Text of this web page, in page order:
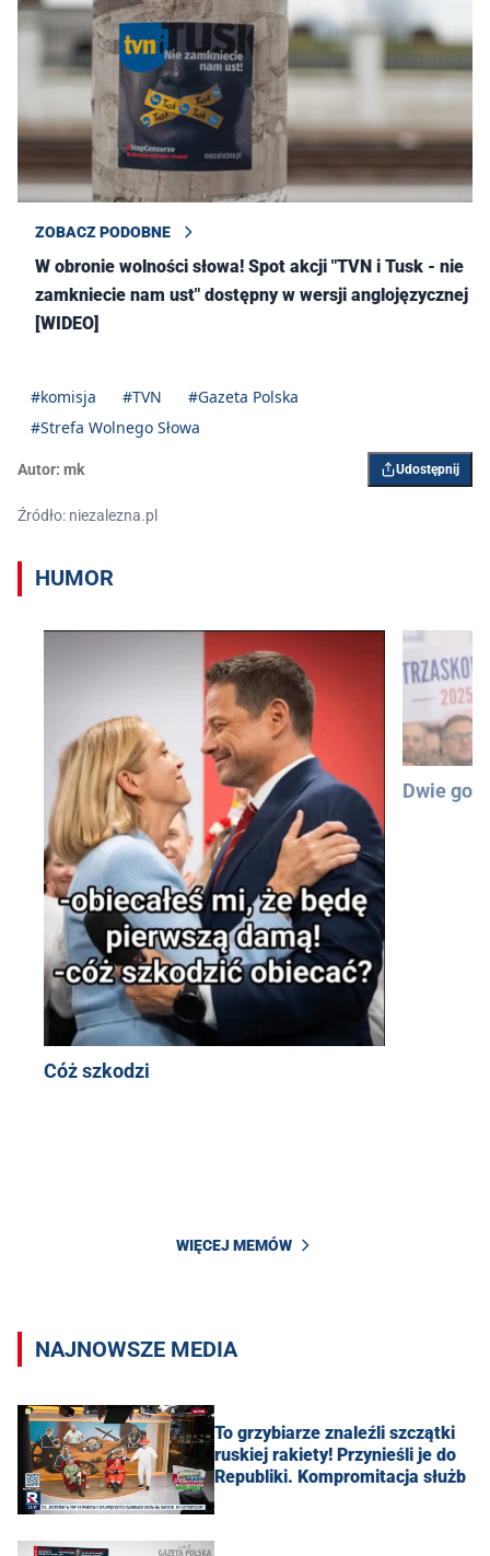
ZOBACZ PODOBNE
W obronie wolności słowa! Spot akcji "TVN i Tusk - nie
zamkniecie nam ust" dostępny w wersji anglojęzycznej
[WIDEO]
#komisja #TVN
#Gazeta Polska
#Strefa Wolnego Słowa
Autor: mk Udostępnij
Źródło: niezalezna.pl
HUMOR
Cóż szkodzi
Dwie
WIĘCEJ MEMÓW
NAJNOWSZE MEDIA
To grzybiarze znaleźli szczątki
ruskiej rakiety! Przynieśli je do
Republiki. Kompromitacja służb